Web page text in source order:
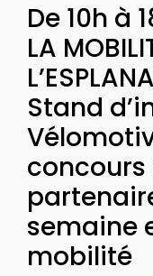
De 10h à
LA
Stand
concours
semaine
mobilité